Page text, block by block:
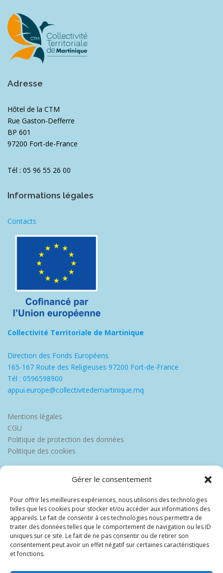
Gérer le consentement
Pour offrir les meilleures expériences, nous utilisons des technologies
telles que les cookies pour stocker et/ou accéder aux informations des
appareils. Le fait de consentir à ces technologies nous permettra de
traiter des données telles que le comportement de navigation ou les ID
uniques sur ce site. Le fait de ne pas consentir ou de retirer son
consentement peut avoir un effet négatif sur certaines caractéristiques
et fonctions.
Adresse
Hôtel de la CTM
Rue Gaston-Defferre
BP 601
97200 Fort-de-France
Tél : 05 96 55 26 00
Informations légales
Contacts
Collectivité Territoriale de Martinique
Direction des Fonds Européens
165-167 Route des Religieuses 97200 Fort-de-France
Tél : 0596598900
appui.europe@collectivitedemartinique.mq
Mentions légales
CGU
Politique de protection des données
Politique des cookies